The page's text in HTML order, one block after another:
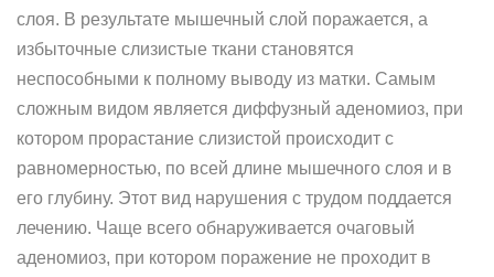
слоя. В результате мышечный слой поражается, а
избыточные слизистые ткани становятся
неспособными к полному выводу из матки. Самым
сложным видом является диффузный аденомиоз, при
котором прорастание слизистой происходит с
равномерностью, по всей длине мышечного слоя и в
его глубину. Этот вид нарушения с трудом поддается
лечению. Чаще всего обнаруживается очаговый
аденомиоз, при котором поражение не проходит в